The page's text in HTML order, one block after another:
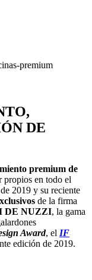
DE
premium de
en todo el
2019 y su reciente
de la firma
DE NUZZI, la gama
Award, el IF
edición de 2019.